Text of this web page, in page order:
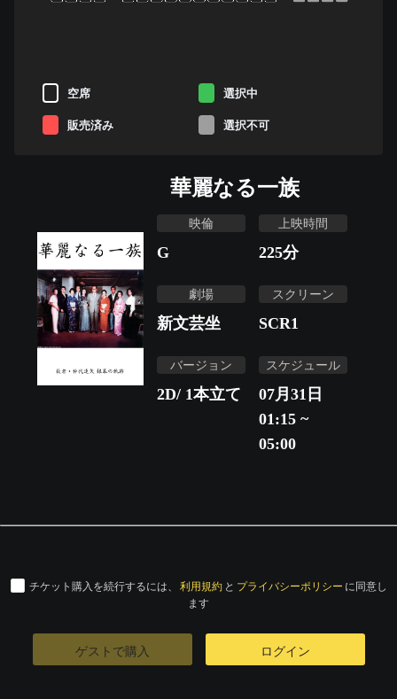
空席 選択中
販売済み 選択不可
華麗なる一族
映倫
G
上映時間
225分
劇場
新文芸坐
スクリーン
SCR1
バージョン
2D/ 1本立て
スケジュール
07月31日
01:15 ~
05:00
チケット購入を続行するには、 利用規約 と プライバシーポリシー に同意し
ます
ゲストで購入 ログイン